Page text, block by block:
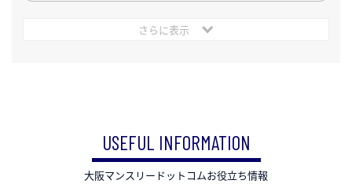
さらに表示
USEFUL INFORMATION
大阪マンスリードットコムお役立ち情報